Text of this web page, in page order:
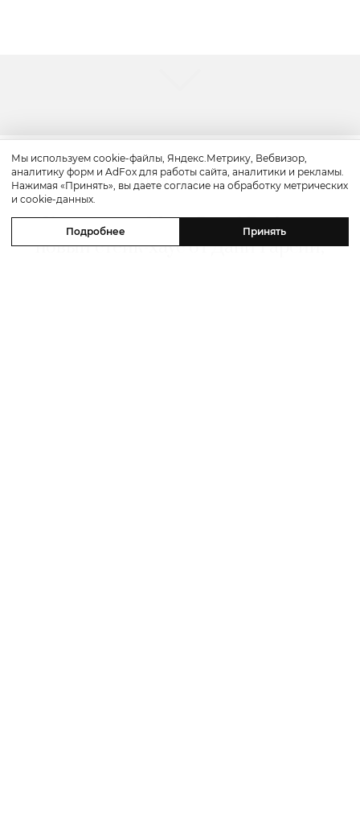
Путешествие
Каникулы в Maxx Royal Bodrum:
новый стейк-хаус от Дани Гарсии,
Мы используем cookie-файлы, Яндекс.Метрику, Вебвизор,
аналитику форм и AdFox для работы сайта, аналитики и рекламы.
Нажимая «Принять», вы даете согласие на обработку метрических
и cookie-данных.
Подробнее Принять